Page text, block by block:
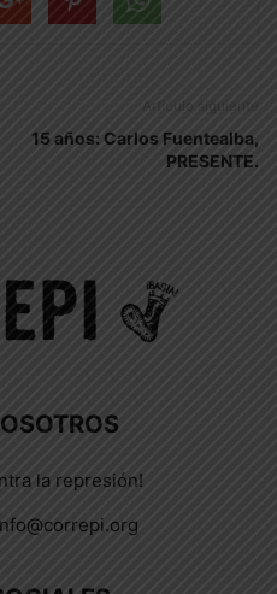
Artículo siguiente
15 años: Carlos Fuentealba,
PRESENTE.
la represión!